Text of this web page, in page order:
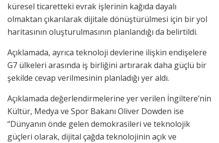
küresel ticaretteki evrak işlerinin kağıda dayalı
olmaktan çıkarılarak dijitale dönüştürülmesi için bir yol
haritasının oluşturulmasının planlandığı da belirtildi.
Açıklamada, ayrıca teknoloji devlerine ilişkin endişelere
G7 ülkeleri arasında iş birliğini artırarak daha güçlü bir
şekilde cevap verilmesinin planladığı yer aldı.
Açıklamada değerlendirmelerine yer verilen İngiltere’nin
Kültür, Medya ve Spor Bakanı Oliver Dowden ise
“Dünyanın önde gelen demokrasileri ve teknolojik
güçleri olarak, dijital çağda teknolojinin açık ve